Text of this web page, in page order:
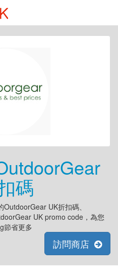
碼
UK折扣碼、
UK promo code，為您
節省更多
訪問商店